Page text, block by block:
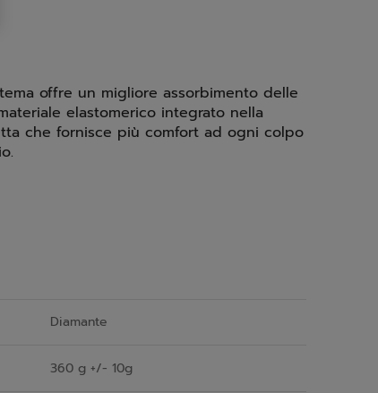
offre un migliore assorbimento delle
elastomerico integrato nella
che fornisce più comfort ad ogni colpo
Diamante
360 g +/- 10g